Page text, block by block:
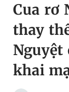
Chuyên mục
Chuyên mục khác
Chào ngày
Đổi mật
Tin đã lưu
Tin đã xem
Cua rơ
thay
Nguyệt
khai